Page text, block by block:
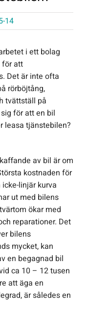
14
i ett bolag
för att
Det är inte ofta
rörböjtång,
tvättställ på
för att en bil
leasa tjänstebilen?
av bil är om
kostnaden för
linjär kurva
ut med bilens
ökar med
reparationer. Det
bilens
mycket, kan
en begagnad bil
ca 10 – 12 tusen
att äga en
är således en